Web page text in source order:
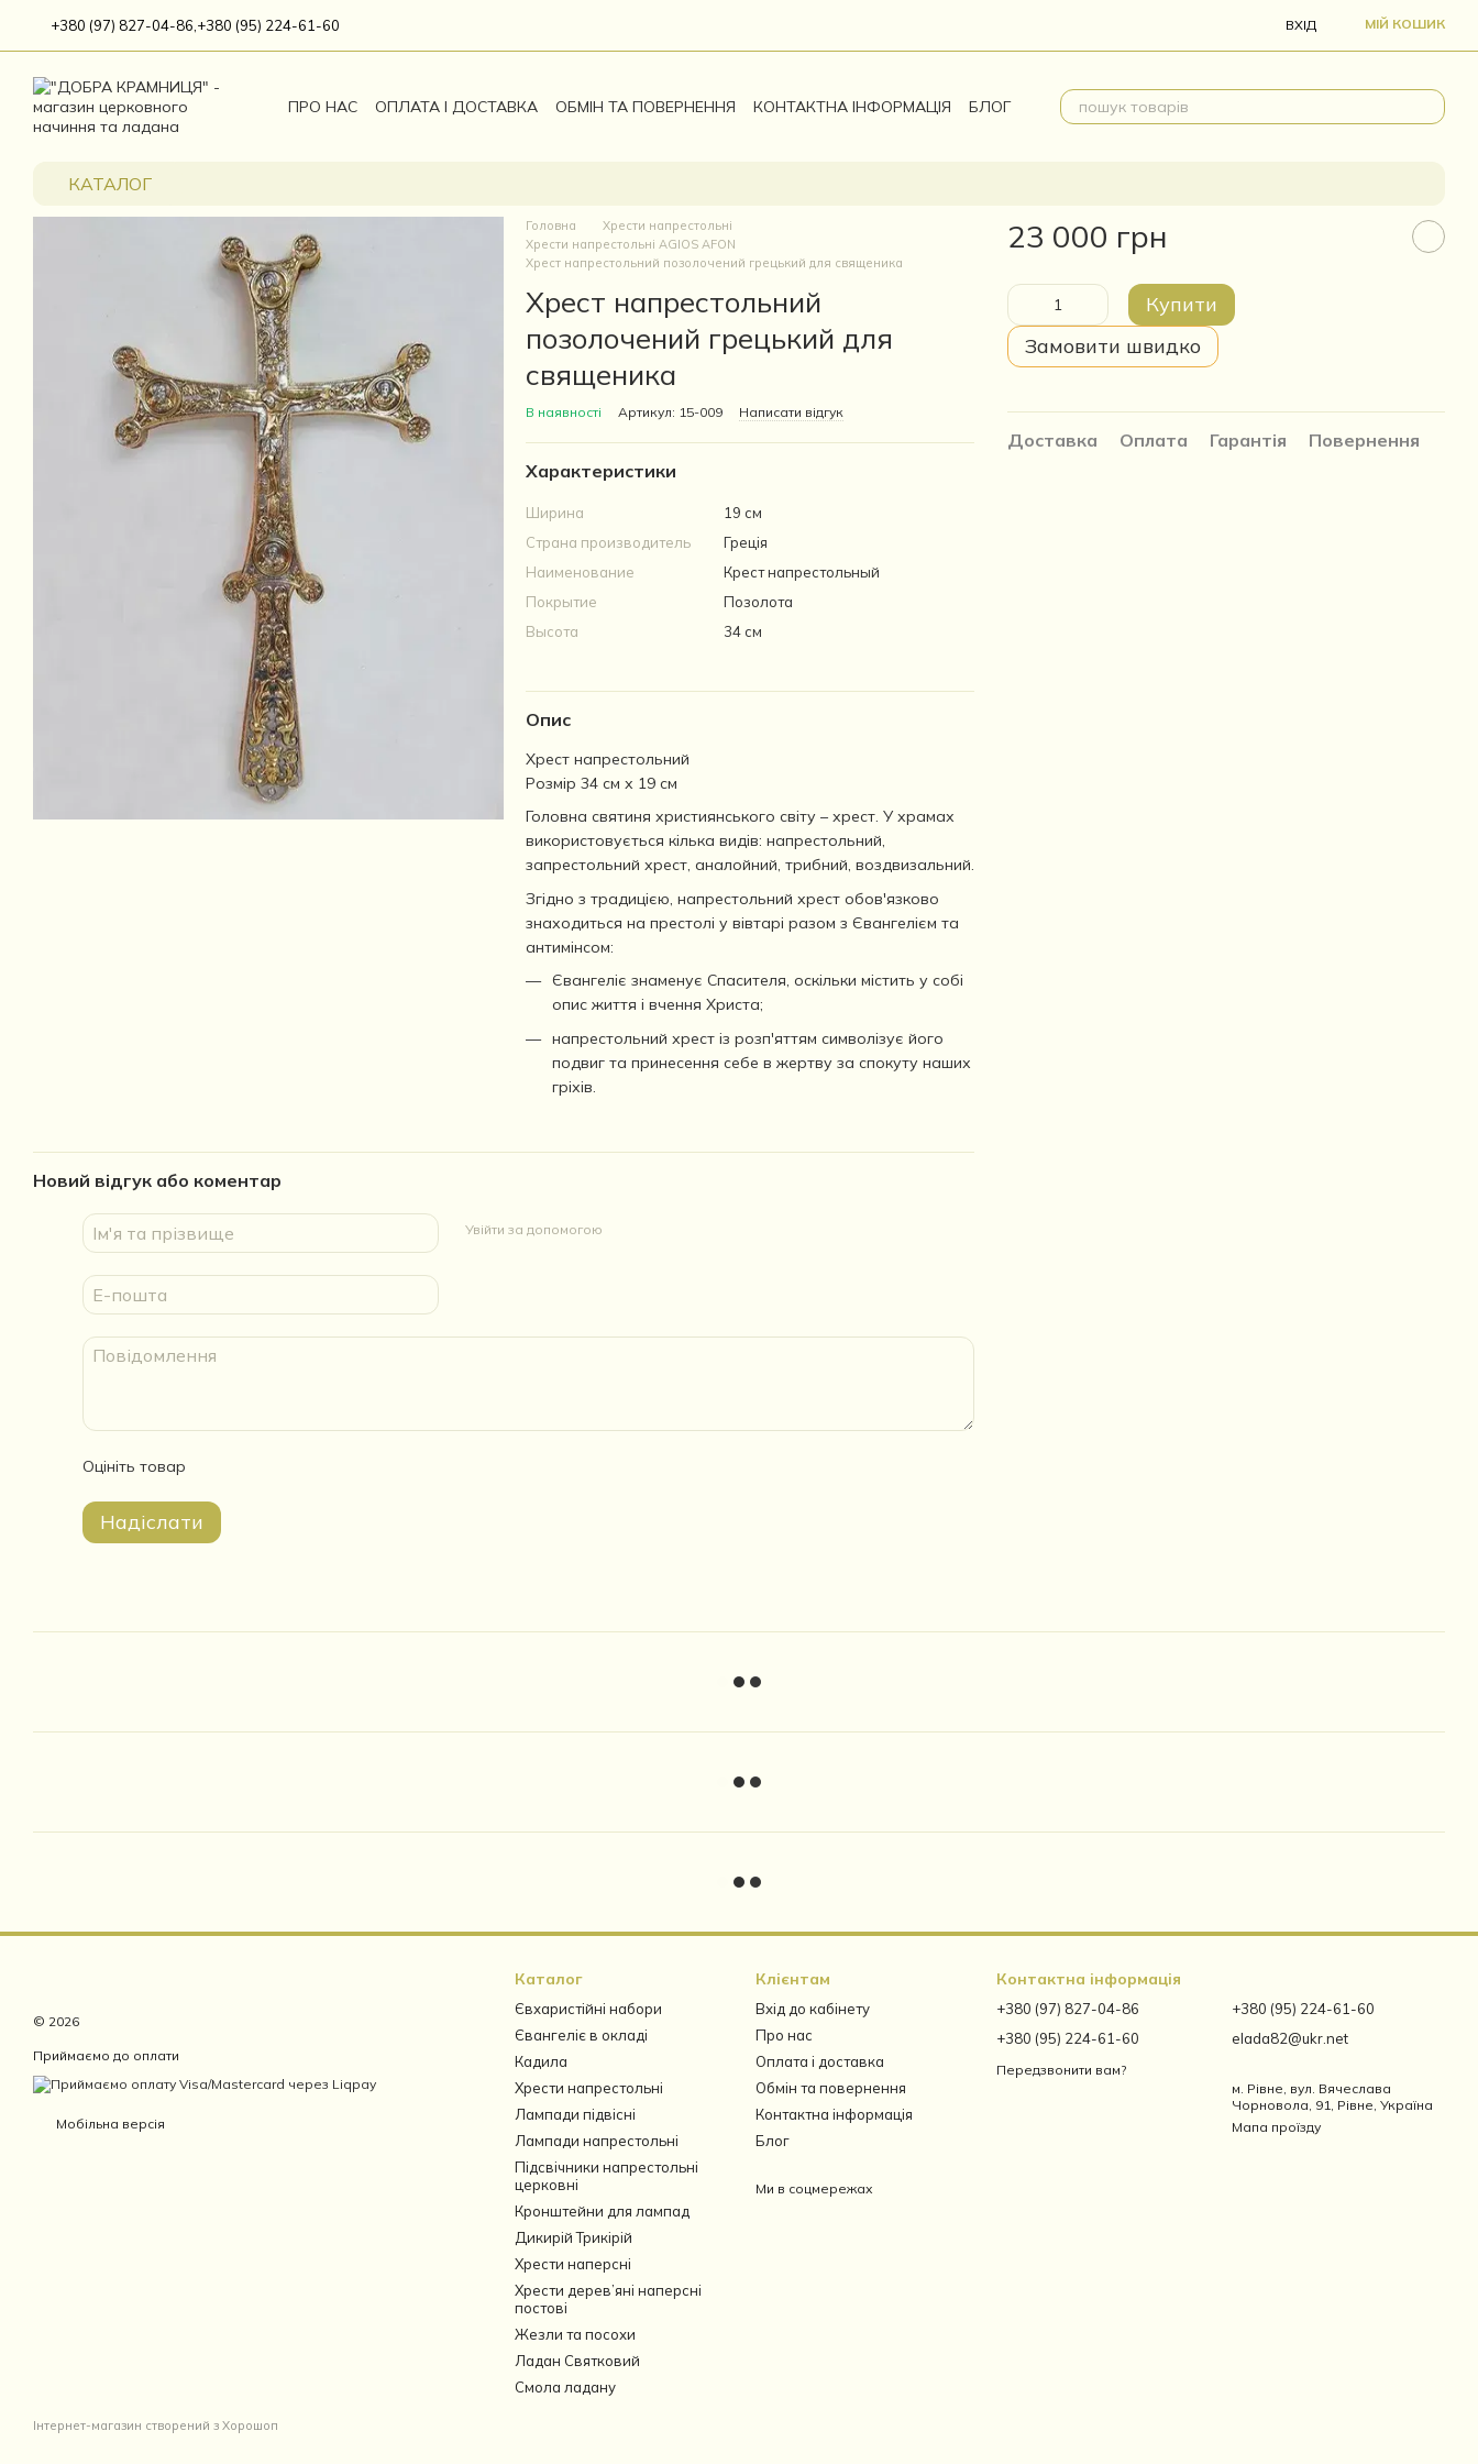
Перейти до основного контенту
+380 (97) 827-04-86, +380 (95) 224-61-60 ВХІД МІЙ КОШИК
ПРО НАС ОПЛАТА І ДОСТАВКА ОБМІН ТА ПОВЕРНЕННЯ КОНТАКТНА ІНФОРМАЦІЯ БЛОГ
КАТАЛОГ
Головна
Хрести напрестольні
Хрести напрестольні AGIOS AFON
Хрест напрестольний позолочений грецький для священика
Хрест напрестольний
позолочений грецький для
священика
В наявності Артикул: 15-009 Написати відгук
Характеристики
Ширина
19 см
Страна производитель
Греція
Наименование
Крест напрестольный
Покрытие
Позолота
Высота
34 см
Опис
Хрест напрестольний
Розмір 34 см х 19 см
Головна святиня християнського світу – хрест. У храмах
використовується кілька видів: напрестольний,
запрестольний хрест, аналойний, трибний, воздвизальний.
Згідно з традицією, напрестольний хрест обов'язково
знаходиться на престолі у вівтарі разом з Євангелієм та
антимінсом:
Євангеліє знаменує Спасителя, оскільки містить у собі
опис життя і вчення Христа;
напрестольний хрест із розп'яттям символізує його
подвиг та принесення себе в жертву за спокуту наших
гріхів.
23 000 грн
Купити
Замовити швидко
Доставка Оплата Гарантія Повернення
Новий відгук або коментар
Увійти за допомогою
Оцініть товар
Надіслати
© 2026
Приймаємо до оплати
Мобільна версія
Інтернет-магазин створений з Хорошоп
Каталог
Євхаристійні набори
Євангеліє в окладі
Кадила
Хрести напрестольні
Лампади підвісні
Лампади напрестольні
Підсвічники напрестольні
церковні
Кронштейни для лампад
Дикирій Трикірій
Хрести наперсні
Хрести дерев’яні наперсні
постові
Жезли та посохи
Ладан Святковий
Смола ладану
Клієнтам
Вхід до кабінету
Про нас
Оплата і доставка
Обмін та повернення
Контактна інформація
Блог
Ми в соцмережах
Контактна інформація
+380 (97) 827-04-86
+380 (95) 224-61-60
Передзвонити вам?
+380 (95) 224-61-60
elada82@ukr.net
м. Рівне, вул. Вячеслава
Чорновола, 91, Рівне, Україна
Мапа проїзду